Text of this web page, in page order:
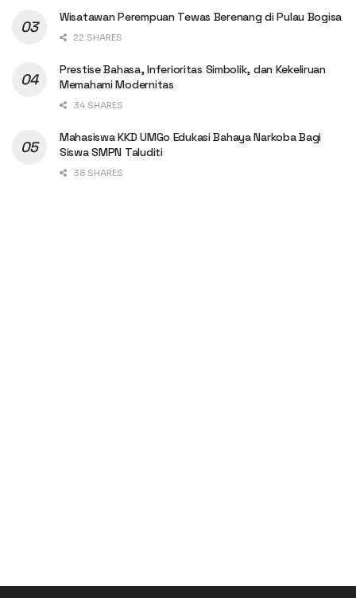
Wisatawan Perempuan Tewas Berenang di Pulau Bogisa
22 SHARES
Prestise Bahasa, Inferioritas Simbolik, dan Kekeliruan
Memahami Modernitas
34 SHARES
Mahasiswa KKD UMGo Edukasi Bahaya Narkoba Bagi
Siswa SMPN Taluditi
38 SHARES